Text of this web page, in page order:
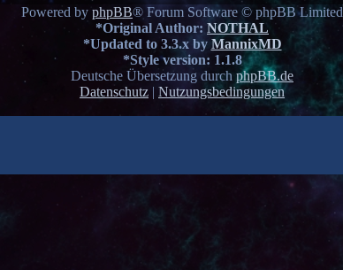
Powered by phpBB® Forum Software © phpBB Limited
*Original Author: NOTHAL
*Updated to 3.3.x by MannixMD
*Style version: 1.1.8
Deutsche Übersetzung durch phpBB.de
Datenschutz | Nutzungsbedingungen